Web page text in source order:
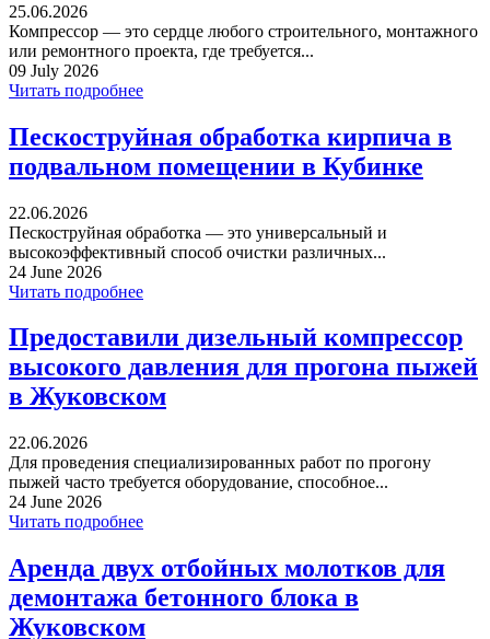
25.06.2026
Компрессор — это сердце любого строительного, монтажного
или ремонтного проекта, где требуется...
09 July 2026
Читать подробнее
Пескоструйная обработка кирпича в
подвальном помещении в Кубинке
22.06.2026
Пескоструйная обработка — это универсальный и
высокоэффективный способ очистки различных...
24 June 2026
Читать подробнее
Предоставили дизельный компрессор
высокого давления для прогона пыжей
в Жуковском
22.06.2026
Для проведения специализированных работ по прогону
пыжей часто требуется оборудование, способное...
24 June 2026
Читать подробнее
Аренда двух отбойных молотков для
демонтажа бетонного блока в
Жуковском